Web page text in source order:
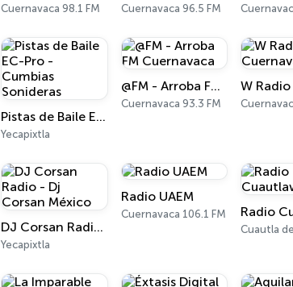
Cuernavaca 98.1 FM Cuernavaca 96.5 FM
Pistas de Baile EC-Pro - Cumbias Sonideras
Yecapixtla
@FM - Arroba FM Cuernavaca
Cuernavaca 93.3 FM
DJ Corsan Radio - Dj Corsan México
Yecapixtla
Radio UAEM
Cuernavaca 106.1 FM
Cuautla